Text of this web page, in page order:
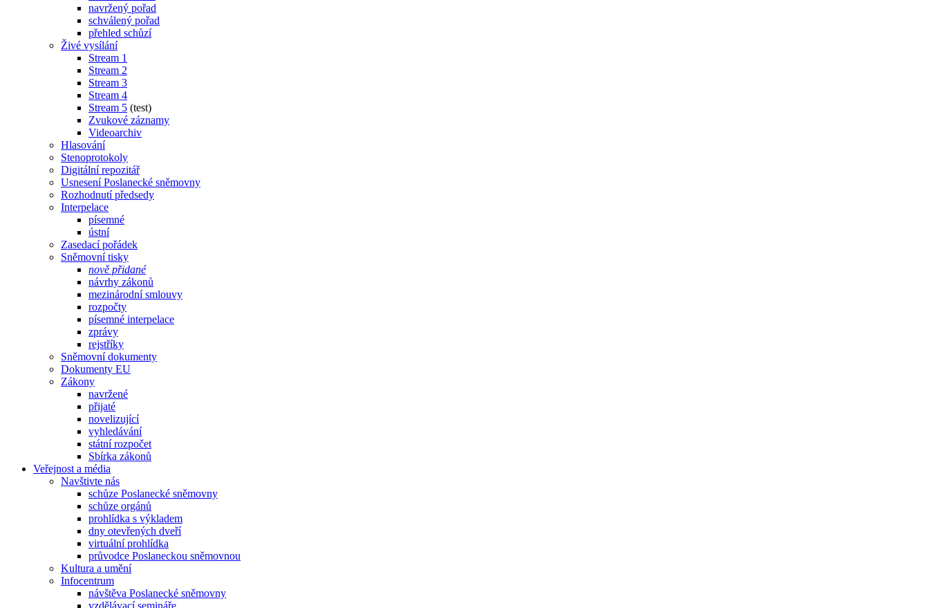
navržený pořad
schválený pořad
přehled schůzí
Živé vysílání
Stream 1
Stream 2
Stream 3
Stream 4
Stream 5 (test)
Zvukové záznamy
Videoarchiv
Hlasování
Stenoprotokoly
Digitální repozitář
Usnesení Poslanecké sněmovny
Rozhodnutí předsedy
Interpelace
písemné
ústní
Zasedací pořádek
Sněmovní tisky
nově přidané
návrhy zákonů
mezinárodní smlouvy
rozpočty
písemné interpelace
zprávy
rejstříky
Sněmovní dokumenty
Dokumenty EU
Zákony
navržené
přijaté
novelizující
vyhledávání
státní rozpočet
Sbírka zákonů
Veřejnost a média
Navštivte nás
schůze Poslanecké sněmovny
schůze orgánů
prohlídka s výkladem
dny otevřených dveří
virtuální prohlídka
průvodce Poslaneckou sněmovnou
Kultura a umění
Infocentrum
návštěva Poslanecké sněmovny
vzdělávací semináře